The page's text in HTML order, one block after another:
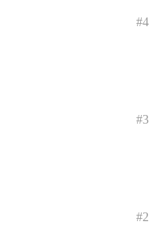
#4
#3
#2